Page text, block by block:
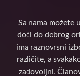
Sa nama možete
doći do dobrog
ima raznovrsni
različite, a
zadovoljni.